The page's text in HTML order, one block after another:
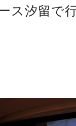
ス汐留で